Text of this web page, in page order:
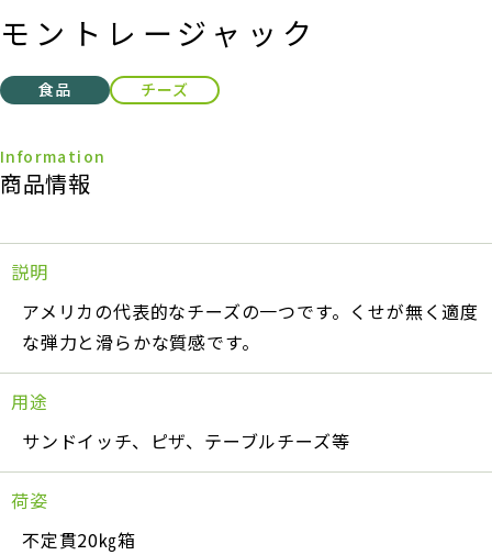
モントレージャック
食品 チーズ
商品情報
説明
アメリカの代表的なチーズの一つです。くせが無く適度
な弾力と滑らかな質感です。
用途
サンドイッチ、ピザ、テーブルチーズ等
荷姿
不定貫20㎏箱